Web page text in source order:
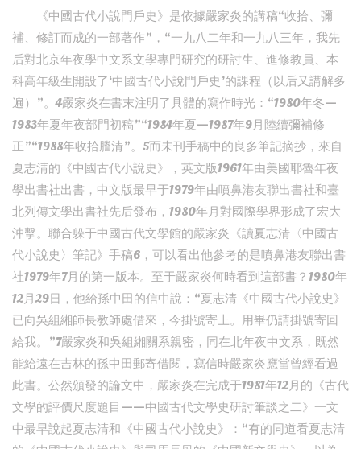
《中國古代小說門戶史》是依據嚴家炎的講稿“收拾、彌
補、修訂而成的一部著作”，“一九八二年和一九八三年，我先
后對北京年夜學中文系文學專門研究的研討生、進修教員、本
科高年級生開設了‘中國古代小說門戶史’的課程（以后又講解多
遍）”。4嚴家炎在書末注明了具體的寫作時光：“1980年冬—
1983年夏年夜部門初稿”“1984年夏—1987年9月陸續彌補修
正”“1988年收拾謄清”。5而未刊手稿中的良多筆記摘抄，來自
夏志清的《中國古代小說史》，英文版1961年由美國耶魯年夜
學出書社出書，中文版最早于1979年由噴鼻港友聯出書社和臺
北列傳文學出書社先后發布，1980年月對國際學界形成了宏大
沖擊。聯合躲于中國古代文學館的嚴家炎《讀夏志清〈中國古
代小說史〉筆記》手稿6，可以看出他參考的是噴鼻港友聯出書
社1979年7月的第一版本。至于嚴家炎何時看到這部書？1980年
12月29日，他給孫中田的信中說：“夏志清《中國古代小說史》
已向吳組緗師長教師處借來，今掛號寄上。用畢仍請掛號寄回
給我。”7嚴家炎和吳組緗關系親密，同在北年夜中文系，既然
能給遠在吉林的孫中田郵寄借閱，寫信時嚴家炎應當曾經看過
此書。公然頒發的論文中，嚴家炎在完成于1981年12月的《古代
文學的評價尺度題目——中國古代文學史研討筆談之二》一文
中最早說起夏志清和《中國古代小說史》：“有的同道看夏志清